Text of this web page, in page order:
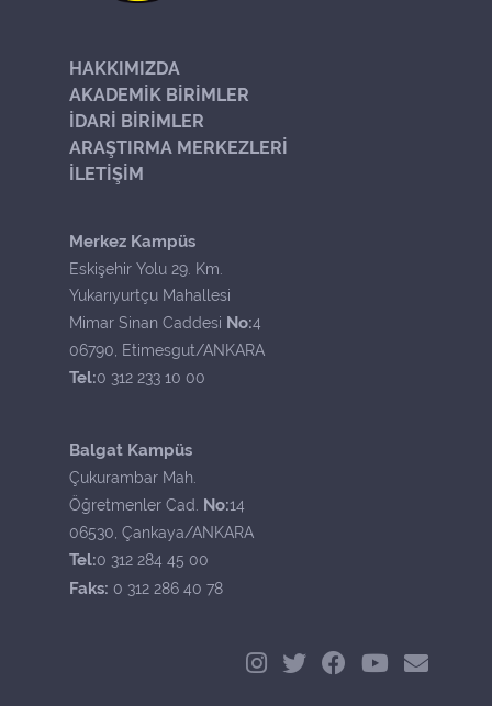
HAKKIMIZDA
AKADEMİK BİRİMLER
İDARİ BİRİMLER
ARAŞTIRMA MERKEZLERİ
İLETİŞİM
Merkez Kampüs
Eskişehir Yolu 29. Km.
Yukarıyurtçu Mahallesi
Mimar Sinan Caddesi No:4
06790, Etimesgut/ANKARA
Tel:0 312 233 10 00
Balgat Kampüs
Çukurambar Mah.
Öğretmenler Cad. No:14
06530, Çankaya/ANKARA
Tel:0 312 284 45 00
Faks: 0 312 286 40 78